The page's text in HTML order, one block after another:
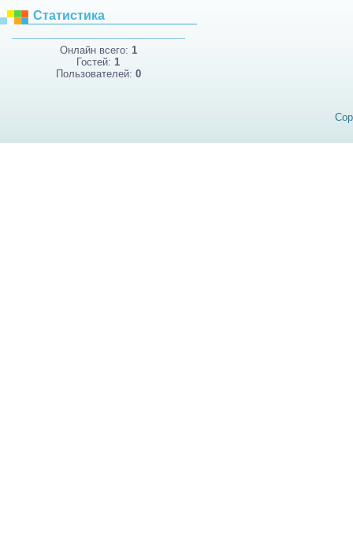
Статистика
Онлайн всего: 1
Гостей: 1
Пользователей: 0